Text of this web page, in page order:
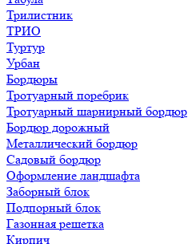
Трилистник
ТРИО
Туртур
Урбан
Бордюры
Тротуарный поребрик
Тротуарный шарнирный бордюр
Бордюр дорожный
Металлический бордюр
Садовый бордюр
Оформление ландшафта
Заборный блок
Подпорный блок
Газонная решетка
Кирпич